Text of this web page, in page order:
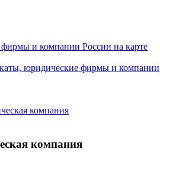
и компании России на карте
юридические фирмы и компании
компания
компания